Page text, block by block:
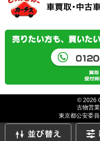
© 2026
古物営
東京都公安委